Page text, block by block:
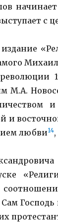
с
издание
М.А.
и
любви14